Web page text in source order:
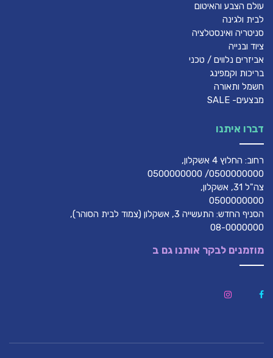
עולם הצבע והאיטום
לבית ולגינה
סניטריה ואינסטלציה
ציוד ובנייה
אביזרים נלווים / טכני
בריכות וקמפינג
חשמל ותאורה
מבצעים- SALE
דברו איתנו
רחוב: החלוץ 4 אשקלון,
0500000000/ 0500000000
צה"ל 31, אשקלון,
0500000000
הסניף החדש: התעשייה 3, אשקלון (צמוד לבית הסוהר),
08-0000000
מוזמנים לבקר אותנו גם ב